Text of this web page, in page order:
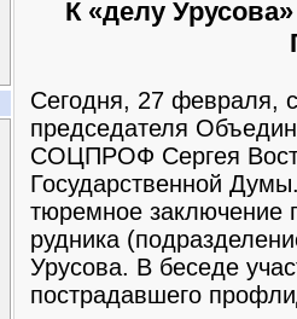
К «делу
Сегодня, 27 февраля,
председателя
СОЦПРОФ Сергея
Государственной
тюремное заключение
рудника
Урусова. В беседе
пострадавшего